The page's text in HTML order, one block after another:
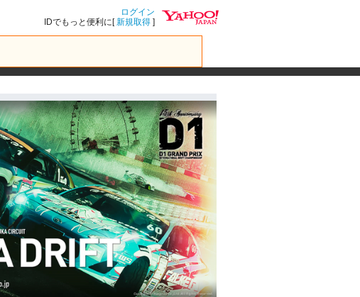
ログイン
IDでもっと便利に[新規取得 ]